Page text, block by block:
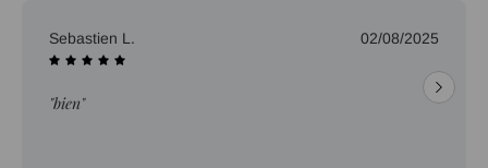
Sebastien L. 02/08/2025
"bien"